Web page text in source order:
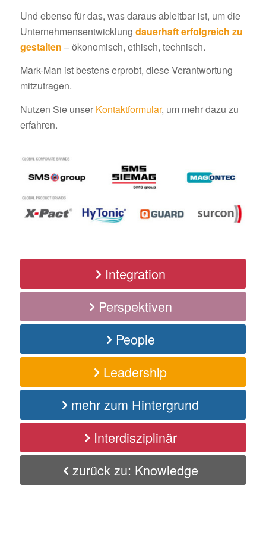
Und ebenso für das, was daraus ableitbar ist, um die
Unternehmensentwicklung dauerhaft erfolgreich zu
gestalten – ökonomisch, ethisch, technisch.
Mark-Man ist bestens erprobt, diese Verantwortung
mitzutragen.
Nutzen Sie unser Kontaktformular, um mehr dazu zu
erfahren.
Integration
Perspektiven
People
Leadership
mehr zum Hintergrund
Interdisziplinär
zurück zu: Knowledge